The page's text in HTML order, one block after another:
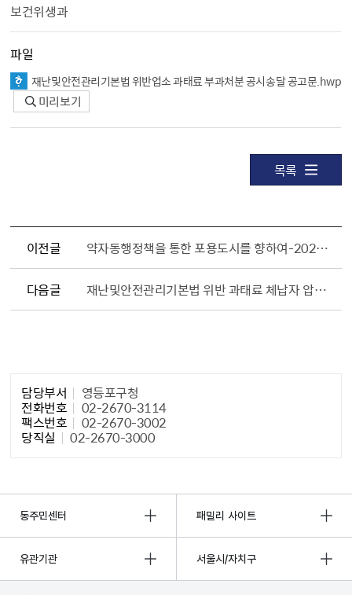
보건위생과
파일
재난및안전관리기본법 위반업소 과태료 부과처분 공시송달 공고문.hwp
미리보기
목록
이전글 약자동행정책을 통한 포용도시를 향하여-2024 국내 학회 연합 심포지엄
다음글 재난및안전관리기본법 위반 과태료 체납자 압류통지서 반송에 따른 공시송달 공고(인천광역시 서구 공고 제2024-2096호)
담당부서 영등포구청
전화번호 02-2670-3114
팩스번호 02-2670-3002
당직실 02-2670-3000
동주민센터 패밀리 사이트
유관기관 서울시/자치구